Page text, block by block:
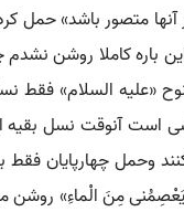
متصور باشد» حمل
باره کاملا روشن
السلام» فقط
است آنوقت نسل
وحمل چهارپایان فقط
مِنَ الْماءِ» روشن